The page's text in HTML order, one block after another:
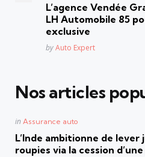
L’agence Vendée
LH Automobile 85
exclusive
Posted
byAuto Expert
Nos articles
Posted
in Assurance auto
L’Inde ambitionne de lever
roupies via la cession